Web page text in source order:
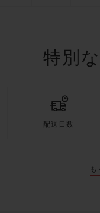
特別
配送日数
も